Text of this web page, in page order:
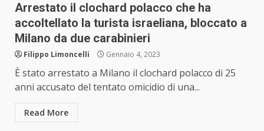
Arrestato il clochard polacco che ha
accoltellato la turista israeliana, bloccato a
Milano da due carabinieri
Filippo Limoncelli Gennaio 4, 2023
È stato arrestato a Milano il clochard polacco di 25
anni accusato del tentato omicidio di una...
Read More